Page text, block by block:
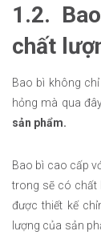
1.2.
chất
Bao bì không
hỏng mà qua
sản phẩm.
Bao bì cao cấp
trong sẽ có chất
được thiết kế
lượng của sản